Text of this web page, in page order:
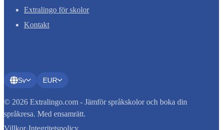
Extralingo för skolor
Kontakt
Sv EUR
© 2026 Extralingo.com - Jämför språkskolor och boka din
språkresa. Med ensamrätt.